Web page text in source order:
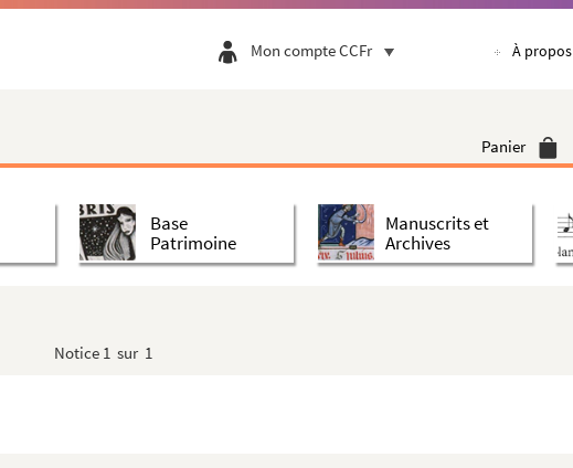
Mon compte CCFr À propos
Panier
Base
Patrimoine
Manuscrits et
Archives
Notice 1 sur 1